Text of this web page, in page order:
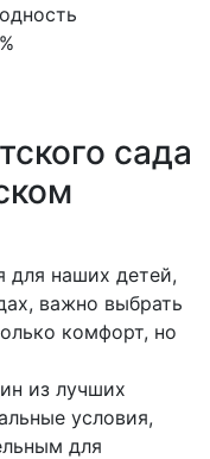
сада
наших детей,
важно выбрать
комфорт, но
из лучших
условия,
для